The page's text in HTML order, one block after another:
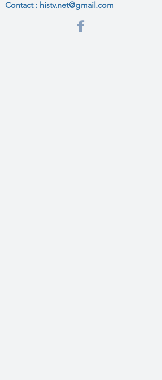
Contact : histv.net@gmail.com